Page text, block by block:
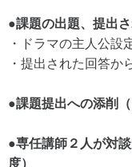
●課題の出題、提出
・ドラマの主⼈公設
・提出された回答か
●課題提出への添削（
●専任講師２⼈が対
度）